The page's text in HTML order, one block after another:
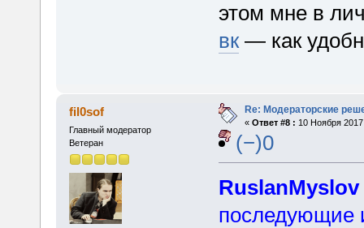
этом мне в
вк— как
fil0sof
Главный модератор
Ветеран
Re: Модераторские
« Ответ #8 : 10 Ноября
(−)0
RuslanMyslov
последующие